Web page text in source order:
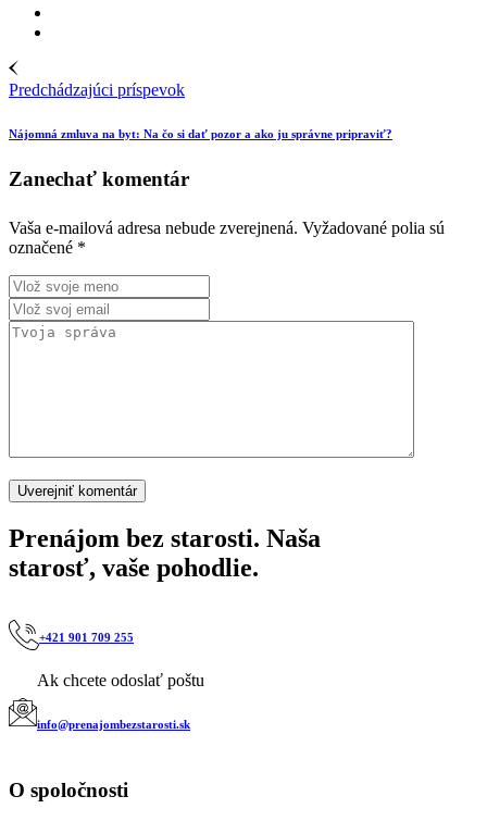
Predchádzajúci príspevok
Nájomná zmluva na byt: Na čo si dať pozor a ako ju správne pripraviť?
Zanechať komentár
Vaša e-mailová adresa nebude zverejnená. Vyžadované polia sú
označené *
Prenájom bez starosti. Naša
starosť, vaše pohodlie.
+421 901 709 255
Ak chcete odoslať poštu
info@prenajombezstarosti.sk
O spoločnosti